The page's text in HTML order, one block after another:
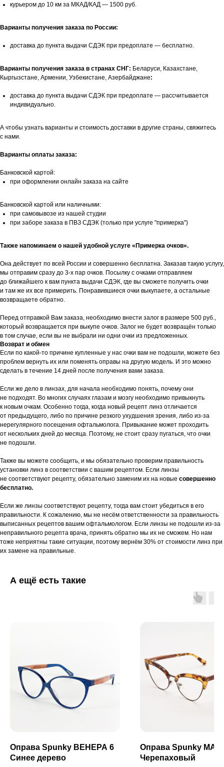
курьером до 10 км за МКАД/КАД — 1500 руб.
Варианты получения заказа по России:
доставка до пункта выдачи СДЭК при предоплате — бесплатно.
Варианты получения заказа в странах СНГ: Беларуси, Казахстане,
Кыргызстане, Армении, Узбекистане, Азербайджане:
доставка до пункта выдачи СДЭК при предоплате — рассчитывается
индивидуально.
А чтобы узнать варианты и стоимость доставки в другие страны, свяжитесь
с нами.
Варианты оплаты заказа:
Банковской картой:
при оформлении онлайн заказа на сайте
Банковской картой или наличными:
при самовывозе из нашей студии
при заборе заказа в ПВЗ СДЭК (только при услуге "примерка")
Также напоминаем о нашей удобной услуге «Примерка очков».
Она действует по всей России и совершенно бесплатна. Заказав такую услугу,
мы отправим сразу до 3-х пар очков. Посылку с очками отправляем
до ближайшего к вам пункта выдачи СДЭК, где вы сможете получить очки
и там же их все примерить. Понравившиеся очки выкупаете, а остальные
возвращаете обратно.
Перед отправкой Вам заказа, необходимо внести залог в размере 500 руб.,
который возвращается при выкупе очков. Залог не будет возвращён только
в том случае, если вы не выбрали ни одни очки из предложенных.
Возврат и обмен
Если по какой-то причине купленные у нас очки вам не подошли, можете без
проблем вернуть их или поменять оправы на другую модель. И это можно
сделать в течение 14 дней после получения вами заказа.
Если же дело в линзах, для начала необходимо понять, почему они
не подходят. Во многих случаях глазам и мозгу необходимо привыкнуть
к новым очкам. Особенно тогда, когда новый рецепт линз отличается
от предыдущего, либо по причине резкого ухудшения зрения, либо из-за
нерегулярного посещения офтальмолога. Привыкание может проходить
от нескольких дней до месяца. Поэтому, не стоит сразу пугаться, что очки
не подошли.
Также вы можете сообщить, и мы обязательно проверим правильность
установки линз в соответствии с вашим рецептом. Если линзы
не соответствуют рецепту, обязательно заменим их на новые совершенно
бесплатно.
Если же линзы соответствуют рецепту, тогда вам стоит убедиться в его
правильности. К сожалению, мы не несём ответственности за правильность
выписанных рецептов вашим офтальмологом. Если линзы не подошли из-за
неправильного рецепта врача, принять обратно мы их не сможем. Но нам
тоже неприятны такие ситуации, поэтому вернём 30% от стоимости линз при
их замене на правильные.
А ещё есть такие
Оправа Spunky ВЕНЕРА 6
Синее дерево
Оправа Spunky
Черепаховый